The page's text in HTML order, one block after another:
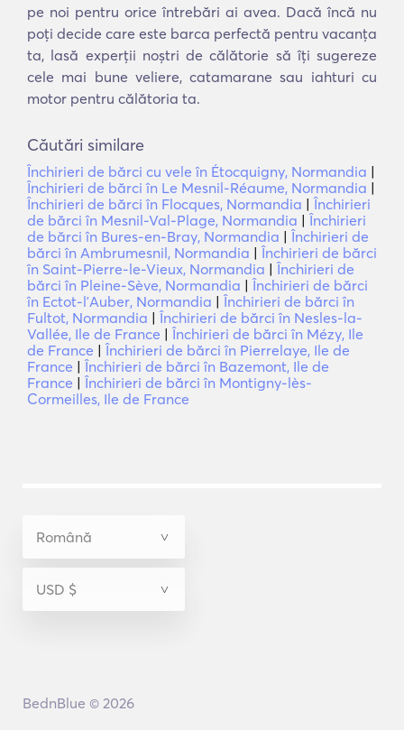
pe noi pentru orice întrebări ai avea. Dacă încă nu
poți decide care este barca perfectă pentru vacanța
ta, lasă experții noștri de călătorie să îți sugereze
cele mai bune veliere, catamarane sau iahturi cu
motor pentru călătoria ta.
Căutări similare
Închirieri de bărci cu vele în Étocquigny, Normandia |
Închirieri de bărci în Le Mesnil-Réaume, Normandia |
Închirieri de bărci în Flocques, Normandia | Închirieri
de bărci în Mesnil-Val-Plage, Normandia | Închirieri
de bărci în Bures-en-Bray, Normandia | Închirieri de
bărci în Ambrumesnil, Normandia | Închirieri de bărci
în Saint-Pierre-le-Vieux, Normandia | Închirieri de
bărci în Pleine-Sève, Normandia | Închirieri de bărci
în Ectot-lʼAuber, Normandia | Închirieri de bărci în
Fultot, Normandia | Închirieri de bărci în Nesles-la-
Vallée, Ile de France | Închirieri de bărci în Mézy, Ile
de France | Închirieri de bărci în Pierrelaye, Ile de
France | Închirieri de bărci în Bazemont, Ile de
France | Închirieri de bărci în Montigny-lès-
Cormeilles, Ile de France
BednBlue © 2026